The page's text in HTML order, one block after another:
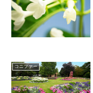
コニファー